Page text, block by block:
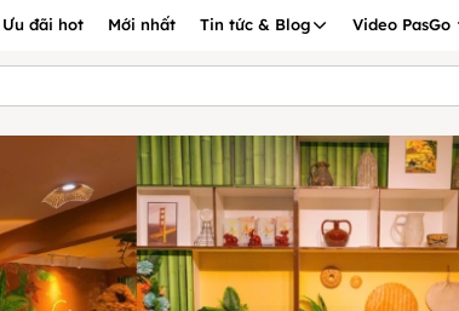
Ưu đãi hot Mới nhất Tin tức & Blog Video PasGo